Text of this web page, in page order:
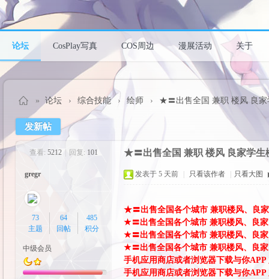
论坛 CosPlay写真 COS周边 漫展活动 关于
cos
pal
» 论坛 › 综合技能 › 绘师 › ★〓出售全国 兼职 楼风 良家
发新帖
查看: 5212 回复: 101 ★〓出售全国 兼职 楼风 良家学生
gregr
73
主题
64
回帖
485
积分
中级会员
发表于5 天前 只看该作者 只看大图
★〓出售全国各个城市 兼职楼风、良
★〓出售全国各个城市 兼职楼风、良
★〓出售全国各个城市 兼职楼风、良
★〓出售全国各个城市 兼职楼风、良
手机应用商店或者浏览器下载与你
手机应用商店或者浏览器下载与你